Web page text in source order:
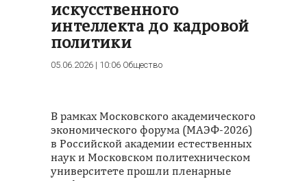
искусственного
интеллекта до кадровой
политики
05.06.2026 | 10:06 Общество
В рамках Московского академического
экономического форума (МАЭФ-2026)
в Российской академии естественных
наук и Московском политехническом
университете прошли пленарные